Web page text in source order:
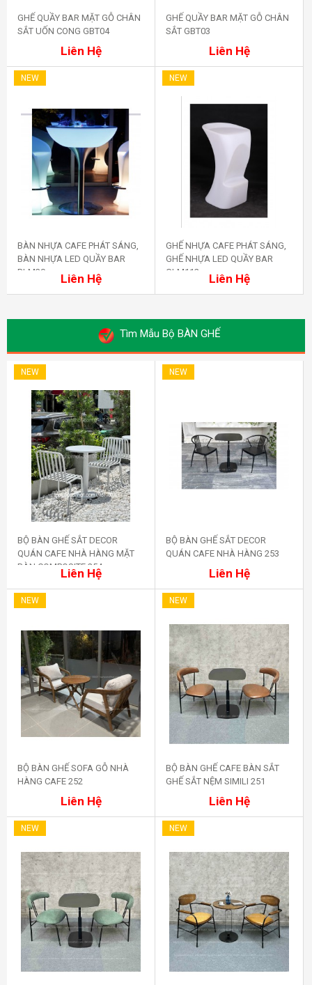
Mua ngay
GHẾ QUẦY BAR MẶT GỖ CHÂN
SẮT UỐN CONG GBT04
Liên Hệ
GHẾ QUẦY BAR MẶT GỖ CHÂN
SẮT GBT03
Liên Hệ
NEW
Mua ngay
BÀN NHỰA CAFE PHÁT SÁNG,
BÀN NHỰA LED QUẦY BAR
BLM30
Liên Hệ
NEW
Mua ngay
GHẾ NHỰA CAFE PHÁT SÁNG,
GHẾ NHỰA LED QUẦY BAR
GLM112
Liên Hệ
Tìm Mẫu Bộ BÀN GHẾ
NEW
Mua ngay
BỘ BÀN GHẾ SẮT DECOR
QUÁN CAFE NHÀ HÀNG MẶT
BÀN COMPOSITE 254
Liên Hệ
NEW
Mua ngay
BỘ BÀN GHẾ SẮT DECOR
QUÁN CAFE NHÀ HÀNG 253
Liên Hệ
NEW
Mua ngay
BỘ BÀN GHẾ SOFA GỖ NHÀ
HÀNG CAFE 252
Liên Hệ
NEW
Mua ngay
BỘ BÀN GHẾ CAFE BÀN SẮT
GHẾ SẮT NỆM SIMILI 251
Liên Hệ
NEW NEW